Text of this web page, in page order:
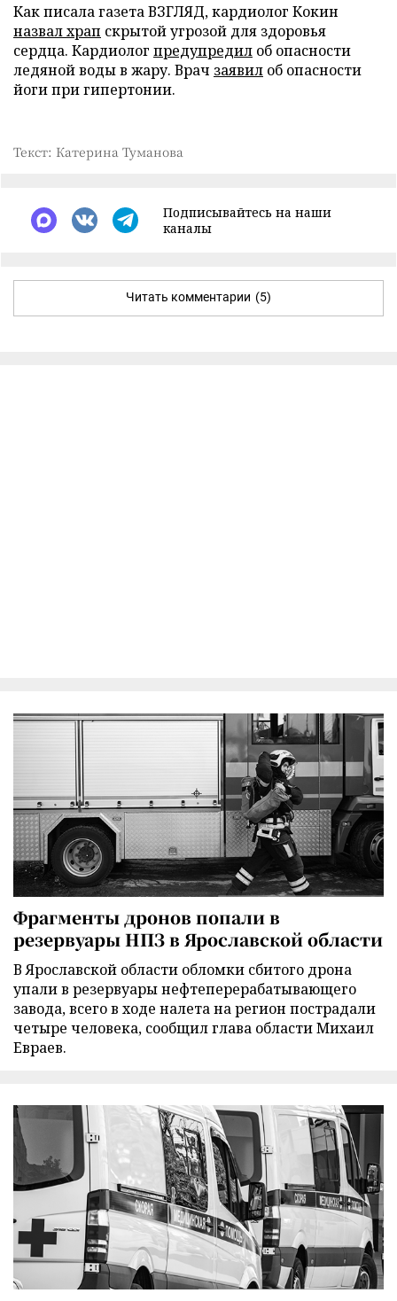
Как писала газета ВЗГЛЯД, кардиолог Кокин
назвал храп скрытой угрозой для здоровья
сердца. Кардиолог предупредил об опасности
ледяной воды в жару. Врач заявил об опасности
йоги при гипертонии.
Текст: Катерина Туманова
Подписывайтесь на наши
каналы
Читать комментарии (5)
Фрагменты дронов попали в
резервуары НПЗ в Ярославской области
В Ярославской области обломки сбитого дрона
упали в резервуары нефтеперерабатывающего
завода, всего в ходе налета на регион пострадали
четыре человека, сообщил глава области Михаил
Евраев.